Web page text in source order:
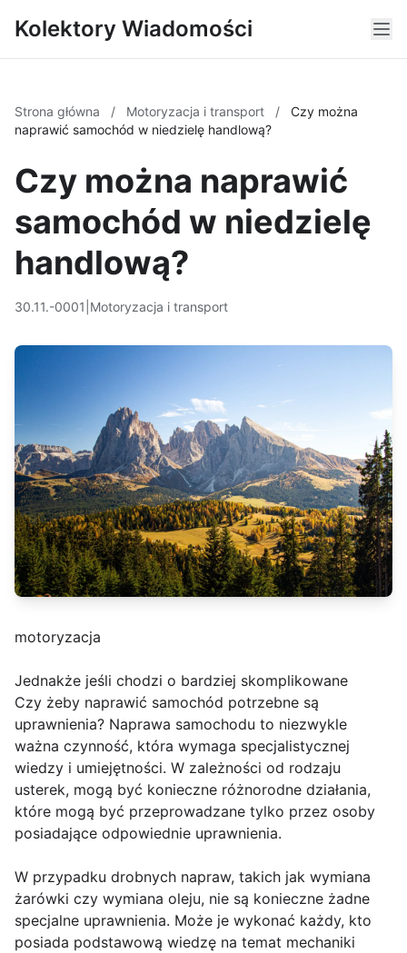
Kolektory Wiadomości
Strona główna / Motoryzacja i transport /
Czy można
naprawić samochód w niedzielę handlową?
Czy można naprawić
samochód w niedzielę
handlową?
30.11.-0001 Motoryzacja i transport
motoryzacja
Jednakże jeśli chodzi o bardziej skomplikowane
Czy żeby naprawić samochód potrzebne są
uprawnienia? Naprawa samochodu to niezwykle
ważna czynność, która wymaga specjalistycznej
wiedzy i umiejętności. W zależności od rodzaju
usterek, mogą być konieczne różnorodne działania,
które mogą być przeprowadzane tylko przez osoby
posiadające odpowiednie uprawnienia.
W przypadku drobnych napraw, takich jak wymiana
żarówki czy wymiana oleju, nie są konieczne żadne
specjalne uprawnienia. Może je wykonać każdy, kto
posiada podstawową wiedzę na temat mechaniki